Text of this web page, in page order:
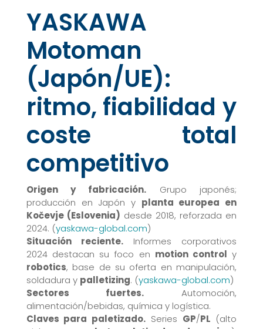
YASKAWA
Motoman
(Japón/UE):
ritmo, fiabilidad y
coste total
competitivo
Origen y fabricación. Grupo japonés;
producción en Japón y planta europea en
Kočevje (Eslovenia) desde 2018, reforzada en
2024. (yaskawa-global.com)
Situación reciente.Informes corporativos
2024 destacan su foco en motion control y
robotics, base de su oferta en manipulación,
soldadura y palletizing. (yaskawa-global.com)
Sectores fuertes. Automoción,
alimentación/bebidas, química y logística.
Claves para paletizado. Series GP/PL (alto